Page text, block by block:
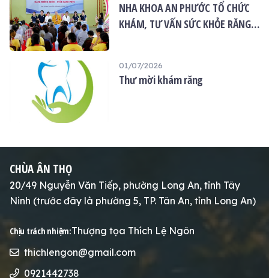
NHA KHOA AN PHƯỚC TỔ CHỨC
KHÁM, TƯ VẤN SỨC KHỎE RĂNG
01/07/2026
Thư mời khám răng
CHÙA ÂN THỌ
20/49 Nguyễn Văn Tiếp, phường Long An, tỉnh Tây
Ninh (trước đây là phường 5, TP. Tân An, tỉnh Long An)
Chịu trách nhiệm:Thượng tọa Thích Lệ Ngôn
thichlengon@gmail.com
0921442738